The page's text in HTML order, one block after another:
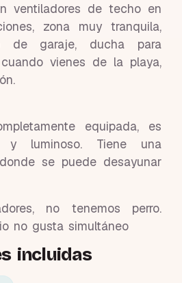
ventiladores de techo en
zona muy tranquila,
de garaje, ducha para
vienes de la playa,
equipada, es
y luminoso. Tiene una
se puede desayunar
no tenemos perro.
no gusta simultáneo
incluidas